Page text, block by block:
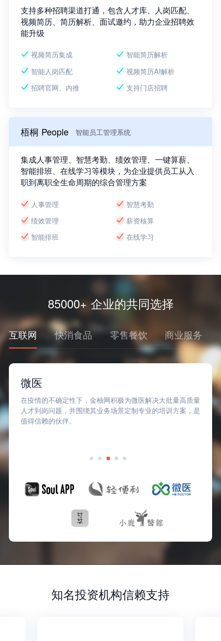
支持多种招聘渠道打通，包含人才库、人岗匹配、
视频简历、简历解析、面试邀约，助力企业招聘效
能升级
视频简历集成
智能简历解析
智能人岗匹配
视频简历AI解析
招聘官网、内推
支持门店招聘
梧桐 People 智能员工管理系统
集成人事管理、智慧考勤、绩效管理、一键算薪、
智能排班、在线学习等模块，为企业提供员工从入
职到离职全生命周期的综合管理方案
人事管理
智慧考勤
绩效管理
薪资核算
智能排班
在线学习
85000+ 企业的共同选择
互联网 快消食品 零售餐饮 商业服务
微医
在疫情的不确定性下，金柚网积极为微医解决大批量高质量
人才到岗问题，并围绕其业务场景定制专业的培训方案，是
值得信赖的伙伴。
知名投资机构信赖支持